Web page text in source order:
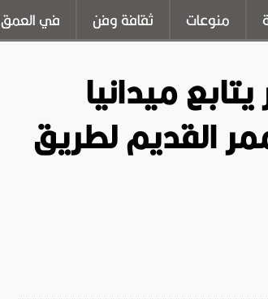
منوعات ثقافة وفن في العمق
ميدانيا
القديم لطريق